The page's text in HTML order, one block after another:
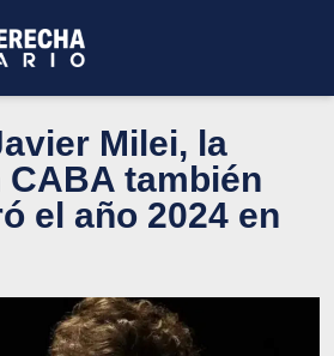
Milei, la
CABA también
el año 2024 en